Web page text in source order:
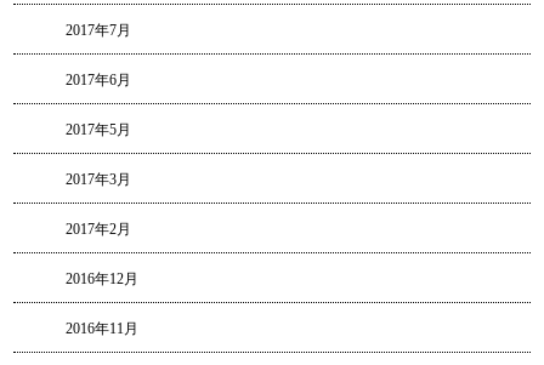
2017年7月
2017年6月
2017年5月
2017年3月
2017年2月
2016年12月
2016年11月